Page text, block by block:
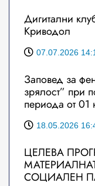
Дигитални
Криводол
07.07.2026
Заповед за
зрялост” при
периода от
18.05.2026
ЦЕЛЕВА
СОЦИАЛЕН